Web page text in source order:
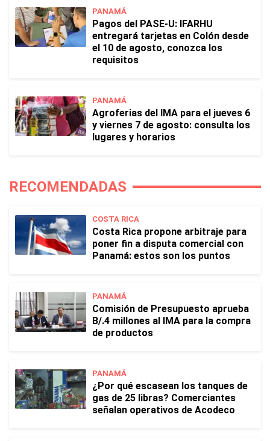
PANAMÁ
Pagos del PASE-U: IFARHU
entregará tarjetas en Colón desde
el 10 de agosto, conozca los
requisitos
PANAMÁ
Agroferias del IMA para el jueves 6
y viernes 7 de agosto: consulta los
lugares y horarios
RECOMENDADAS
COSTA RICA
Costa Rica propone arbitraje para
poner fin a disputa comercial con
Panamá: estos son los puntos
PANAMÁ
Comisión de Presupuesto aprueba
B/.4 millones al IMA para la compra
de productos
PANAMÁ
¿Por qué escasean los tanques de
gas de 25 libras? Comerciantes
señalan operativos de Acodeco